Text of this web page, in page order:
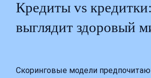
Кредиты vs
выглядит здоровый
Скоринговые модели